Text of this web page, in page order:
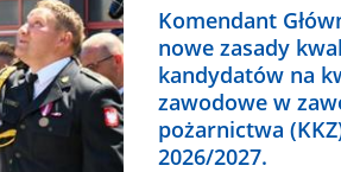
Komendant
nowe zasady
kandydatów na
zawodowe w
pożarnictwa
2026/2027.